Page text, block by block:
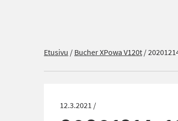
Etusivu /Bucher XPowa V120t/
12.3.2021 /